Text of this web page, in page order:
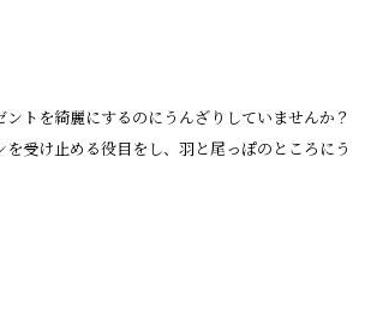
ントを綺麗にするのにうんざりしていませんか？
を受け止める役目をし、羽と尾っぽのところにう